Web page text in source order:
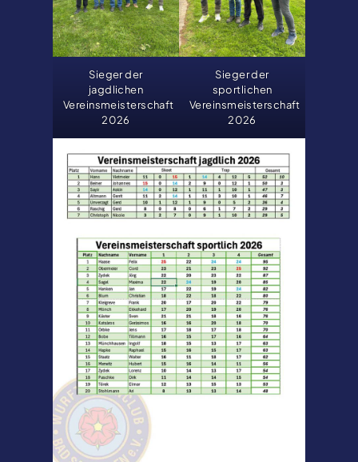
Sieger der
jagdlichen
Vereinsmeisterschaft
2026
Sieger der
sportlichen
Vereinsmeisterschaft
2026